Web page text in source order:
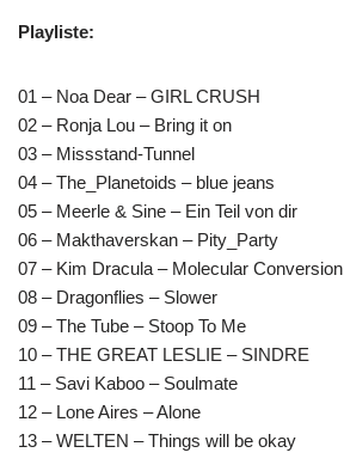
Playliste:
01 – Noa Dear – GIRL CRUSH
02 – Ronja Lou – Bring it on
03 – Missstand-Tunnel
04 – The_Planetoids – blue jeans
05 – Meerle & Sine – Ein Teil von dir
06 – Makthaverskan – Pity_Party
07 – Kim Dracula – Molecular Conversion
08 – Dragonflies – Slower
09 – The Tube – Stoop To Me
10 – THE GREAT LESLIE – SINDRE
11 – Savi Kaboo – Soulmate
12 – Lone Aires – Alone
13 – WELTEN – Things will be okay